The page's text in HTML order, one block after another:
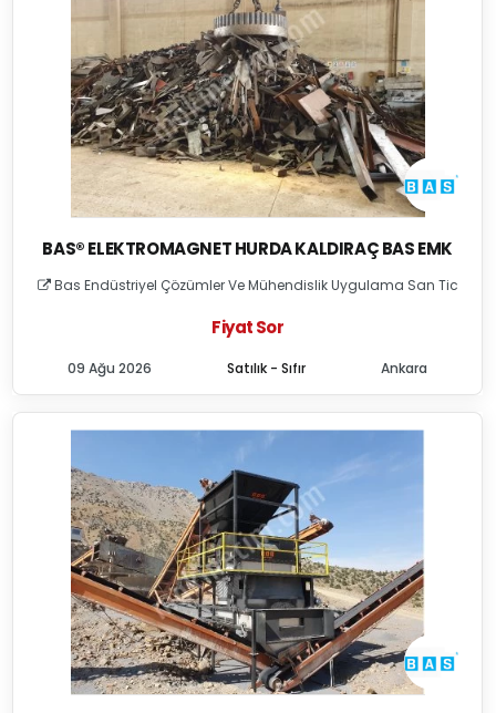
BAS® ELEKTROMAGNET HURDA KALDIRAÇ BAS EMK
Bas Endüstriyel Çözümler Ve Mühendislik Uygulama San Tic
Fiyat Sor
Satılık - Sıfır
09 Ağu 2026 Ankara